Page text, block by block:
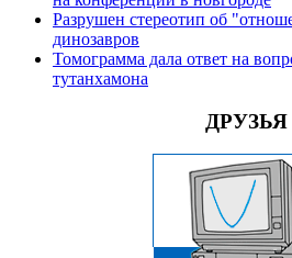
Разрушен стереотип об
динозавров
Томограмма дала ответ на
тутанхамона
ДРУЗЬЯ